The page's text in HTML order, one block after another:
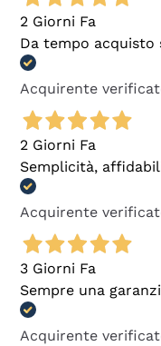
2 Giorni Fa
Da tempo
Acquirente
2 Giorni Fa
Semplicità,
Acquirente
3 Giorni Fa
Sempre una
Acquirente